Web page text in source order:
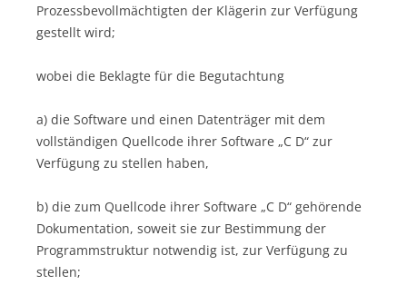
Prozessbevollmächtigten der Klägerin zur Verfügung
gestellt wird;
wobei die Beklagte für die Begutachtung
a) die Software und einen Datenträger mit dem
vollständigen Quellcode ihrer Software „C D“ zur
Verfügung zu stellen haben,
b) die zum Quellcode ihrer Software „C D“ gehörende
Dokumentation, soweit sie zur Bestimmung der
Programmstruktur notwendig ist, zur Verfügung zu
stellen;